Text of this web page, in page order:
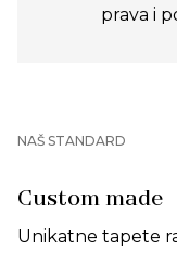
prava i
NAŠ STANDARD
Custom made
Unikatne tapete